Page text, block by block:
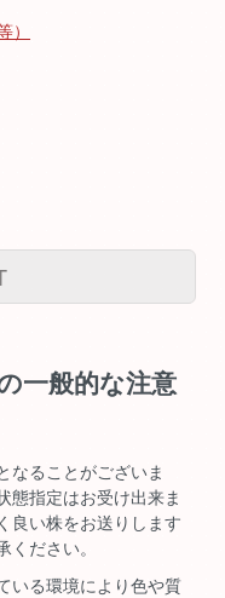
）
一般的な注意
なることがございま
態指定はお受け出来ま
良い株をお送りします
ださい。
いる環境により色や質